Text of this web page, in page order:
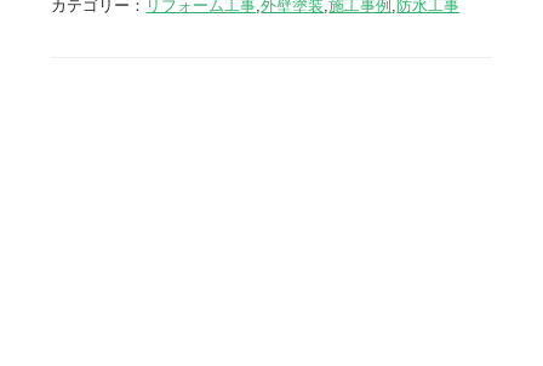
カテゴリー： リフォーム工事,外壁塗装,施工事例 ,防水工事